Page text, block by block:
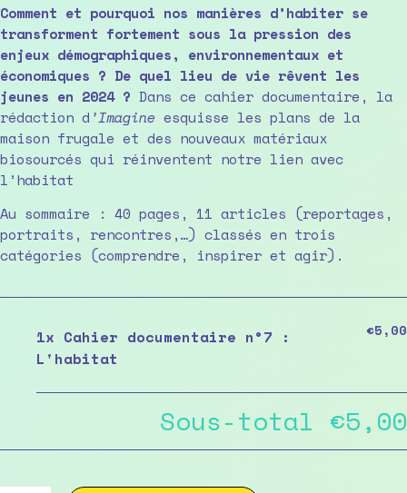
Comment et pourquoi nos manières d’habiter se
transforment fortement sous la pression des
enjeux démographiques, environnementaux et
économiques ? De quel lieu de vie rêvent les
jeunes en 2024 ? Dans ce cahier documentaire, la
rédaction d ’Imagine esquisse les plans de la
maison frugale et des nouveaux matériaux
biosourcés qui réinventent notre lien avec
l’habitat
Au sommaire : 40 pages, 11 articles (reportages,
portraits, rencontres,…) classés en trois
catégories (comprendre, inspirer et agir).
1x Cahier documentaire n°7 :
L'habitat
€5,00
Sous-total €5,00